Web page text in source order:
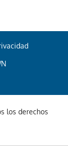
los derechos